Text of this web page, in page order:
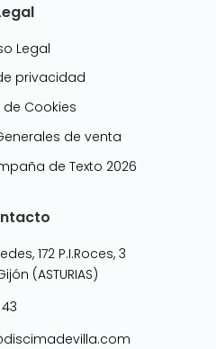
Legal
privacidad
Cookies
de venta
de Texto 2026
172 P.I.Roces, 3
(ASTURIAS)